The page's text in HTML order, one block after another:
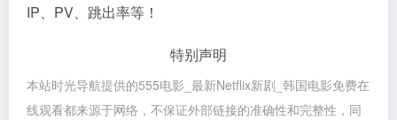
IP、PV、跳出率等！
特别声明
本站时光导航提供的555电影_最新Netflix新剧_韩国电影免费在
线观看都来源于网络，不保证外部链接的准确性和完整性，同